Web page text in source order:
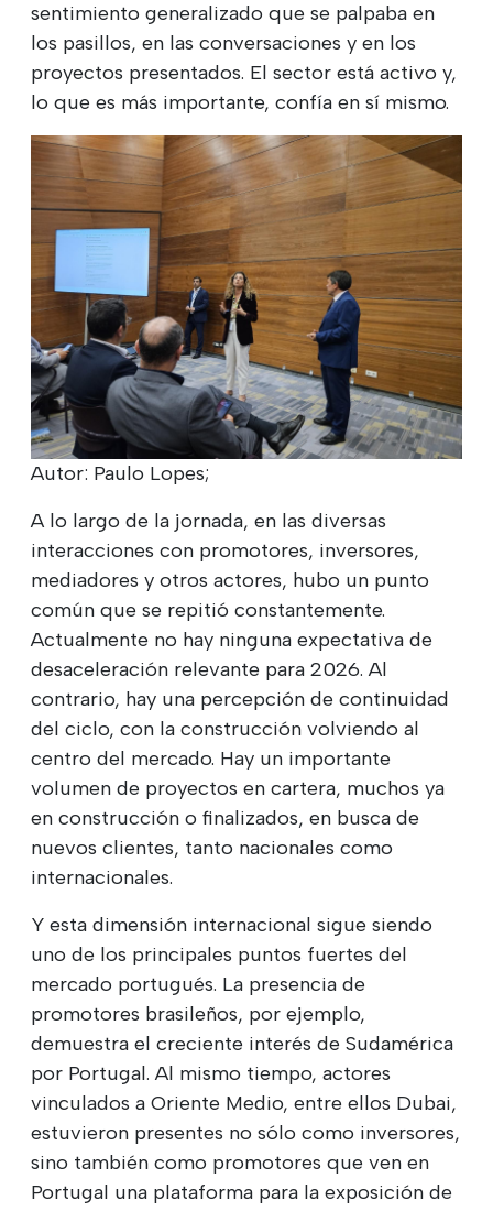
sentimiento generalizado que se palpaba en
los pasillos, en las conversaciones y en los
proyectos presentados. El sector está activo y,
lo que es más importante, confía en sí mismo.
Autor: Paulo Lopes;
A lo largo de la jornada, en las diversas
interacciones con promotores, inversores,
mediadores y otros actores, hubo un punto
común que se repitió constantemente.
Actualmente no hay ninguna expectativa de
desaceleración relevante para 2026. Al
contrario, hay una percepción de continuidad
del ciclo, con la construcción volviendo al
centro del mercado. Hay un importante
volumen de proyectos en cartera, muchos ya
en construcción o finalizados, en busca de
nuevos clientes, tanto nacionales como
internacionales.
Y esta dimensión internacional sigue siendo
uno de los principales puntos fuertes del
mercado portugués. La presencia de
promotores brasileños, por ejemplo,
demuestra el creciente interés de Sudamérica
por Portugal. Al mismo tiempo, actores
vinculados a Oriente Medio, entre ellos Dubai,
estuvieron presentes no sólo como inversores,
sino también como promotores que ven en
Portugal una plataforma para la exposición de